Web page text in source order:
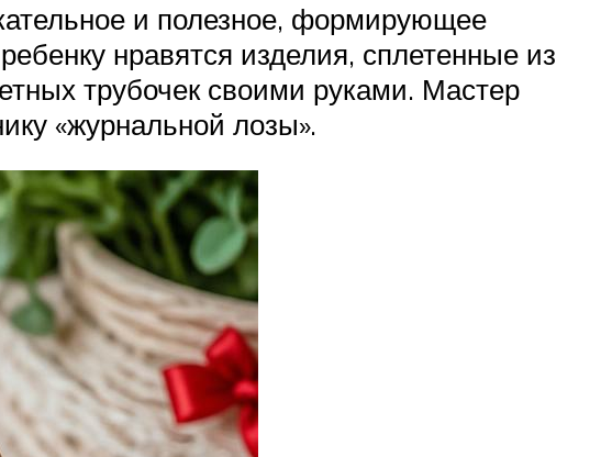
и полезное, формирующее
нравятся изделия, сплетенные из
трубочек своими руками. Мастер
«журнальной лозы».